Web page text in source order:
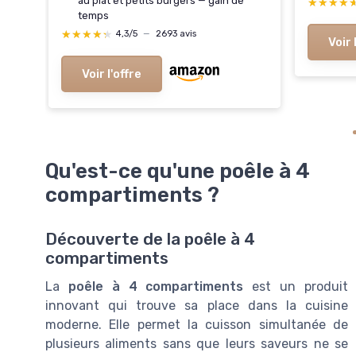
temps
★★★★★
★★★★★ 4,3/5 — 2693 avis
Voir l'offre
Voir
Qu'est-ce qu'une poêle à 4
compartiments ?
Découverte de la poêle à 4
compartiments
La poêle à 4 compartiments est un produit
innovant qui trouve sa place dans la cuisine
moderne. Elle permet la cuisson simultanée de
plusieurs aliments sans que leurs saveurs ne se